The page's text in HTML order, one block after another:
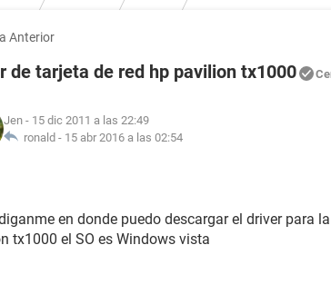
Anterior
de tarjeta de red hp pavilion tx1000
Jen - 15 dic 2011 a las 22:49
ronald - 15 abr 2016 a las 02:54
en donde puedo descargar el driver para
tx1000 el SO es Windows vista